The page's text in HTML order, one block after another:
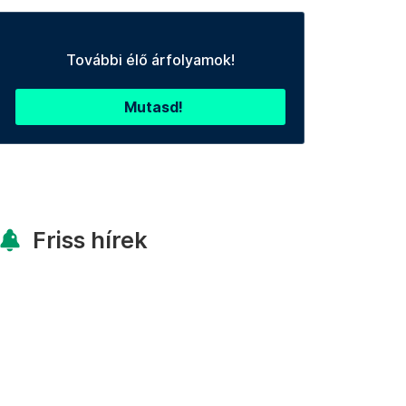
További élő árfolyamok!
Mutasd!
Friss hírek